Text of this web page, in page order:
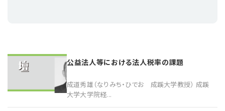
【連載】非営利法人AtoZei
【連載】労務管理の歩き方
公益法人等における法人税率の課題
成道秀雄（なりみち・ひでお 成蹊大学教授） 成蹊
大学大学院経...